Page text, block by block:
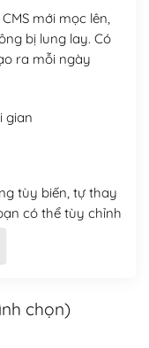
mới mọc lên,
bị lung lay. Có
ra mỗi ngày
gian
tùy biến, tự thay
có thể tùy chỉnh
chọn)